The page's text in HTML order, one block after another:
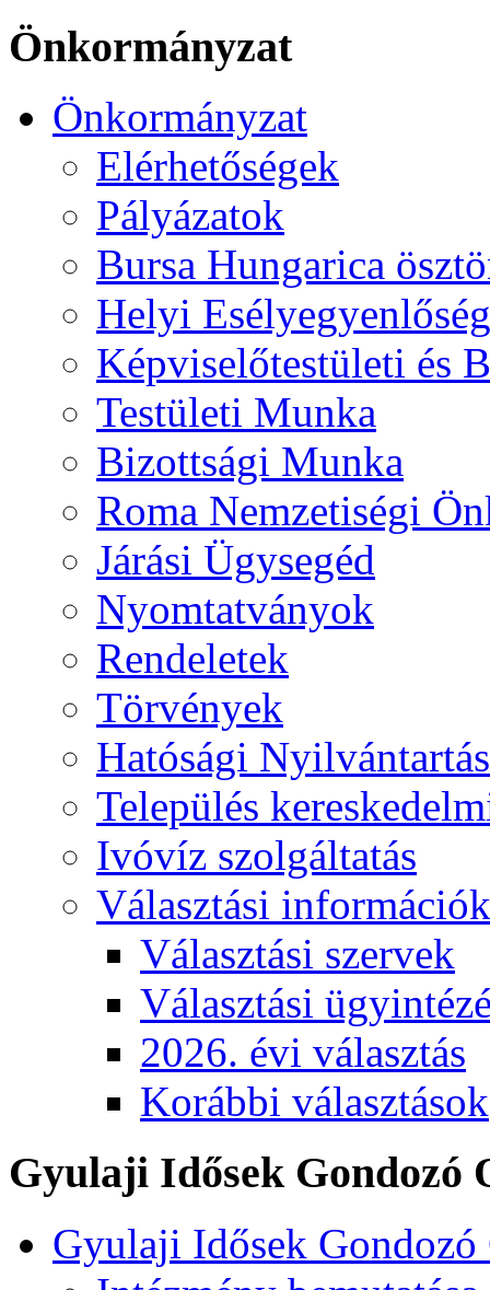
Önkormányzat
Önkormányzat
Elérhetőségek
Pályázatok
Bursa Hungarica
Helyi
Képviselőtestületi és
Testületi Munka
Bizottsági Munka
Roma Nemzetiségi
Járási Ügysegéd
Nyomtatványok
Rendeletek
Törvények
Hatósági
Település
Ivóvíz szolgáltatás
Választási információk
Választási szervek
Választási
2026. évi választás
Korábbi választások
Gyulaji Idősek Gondozó
Gyulaji Idősek Gondozó